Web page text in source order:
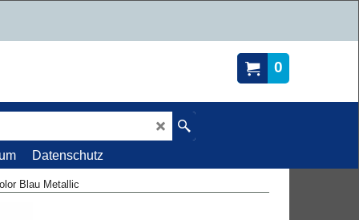
0
Datenschutz
Blau Metallic